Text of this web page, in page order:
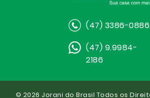
(47) 3386-0886
(47) 9.9984-
2186
© 2026 Jorani do Brasil Todos os